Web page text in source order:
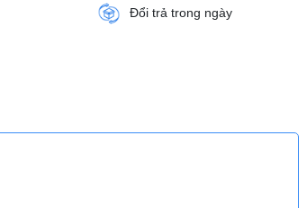
Đổi trả trong ngày